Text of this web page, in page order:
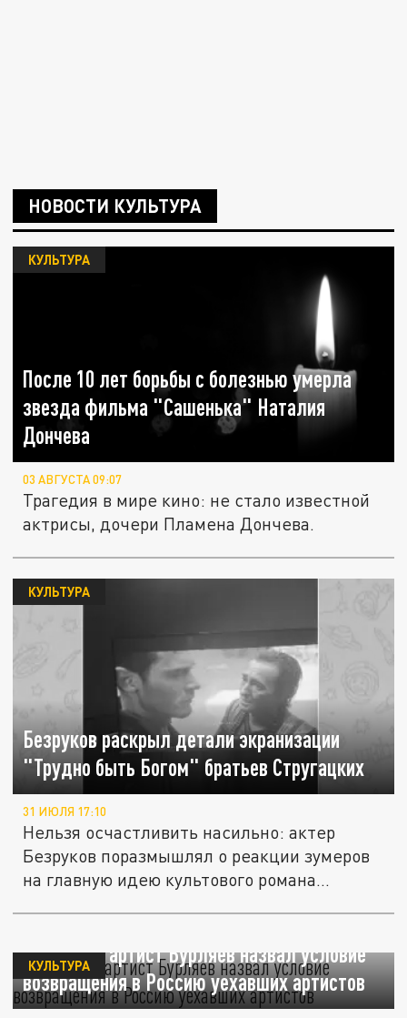
НОВОСТИ КУЛЬТУРА
После 10 лет борьбы с болезнью умерла
звезда фильма "Сашенька" Наталия
Дончева
КУЛЬТУРА
03 АВГУСТА 09:07
Трагедия в мире кино: не стало известной
актрисы, дочери Пламена Дончева.
Безруков раскрыл детали экранизации
"Трудно быть Богом" братьев Стругацких
КУЛЬТУРА
31 ИЮЛЯ 17:10
Нельзя осчастливить насильно: актер
Безруков поразмышлял о реакции зумеров
на главную идею культового романа...
Депутат и артист Бурляев назвал условие
возвращения в Россию уехавших артистов
КУЛЬТУРА